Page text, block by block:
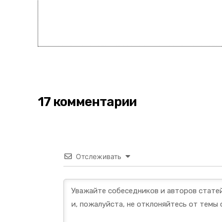
17 комментарии
Отслеживать